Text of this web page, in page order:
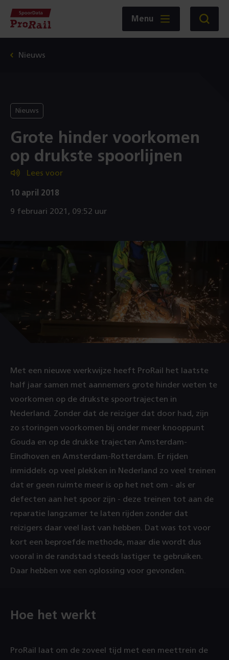
Navigatie
Homepage
ProRail
Menu Zoeken
Nieuws
Grote hinder voorkomen
op drukste spoorlijnen
Nieuws
Lees voor
10 april 2018
9 februari 2021, 09:52 uur
Met een nieuwe werkwijze heeft ProRail het laatste
half jaar samen met aannemers grote hinder weten te
voorkomen op de drukste spoortrajecten in
Nederland. Zonder dat de reiziger dat door had, zijn
zo storingen voorkomen bij onder meer knooppunt
Gouda en op de drukke trajecten Amsterdam-
Eindhoven en Amsterdam-Rotterdam. Er rijden
inmiddels op veel plekken in Nederland zo veel treinen
dat er geen ruimte meer is op het net om - als er
defecten aan het spoor zijn - deze treinen tot aan de
reparatie langzamer te laten rijden zonder dat
reizigers daar veel last van hebben. Dat was tot voor
kort een beproefde methode, maar die wordt dus
vooral in de randstad steeds lastiger te gebruiken.
Daar hebben we een oplossing voor gevonden.
Hoe het werkt
ProRail laat om de zoveel tijd met een meettrein de